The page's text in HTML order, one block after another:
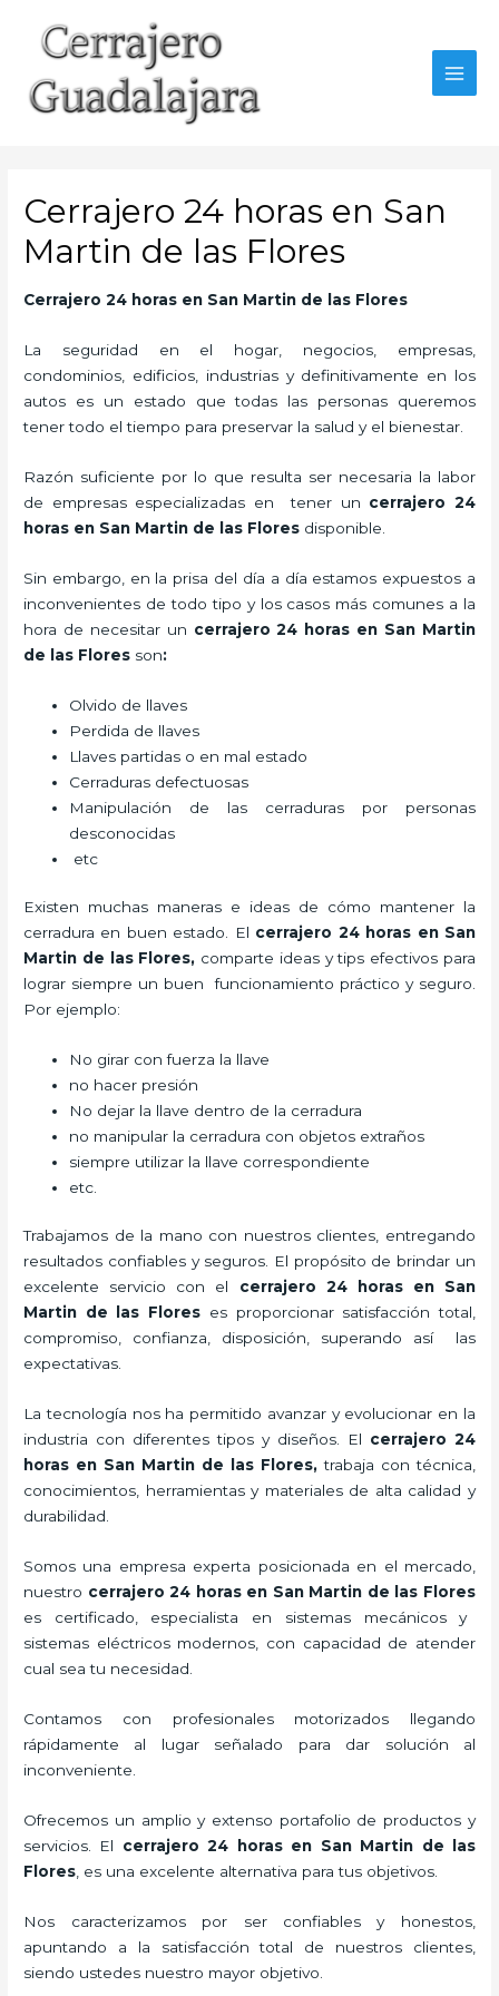
contenido
Cerrajero 24 horas en San
Martin de las Flores
Cerrajero 24 horas en San Martin de las Flores
La seguridad en el hogar, negocios, empresas,
condominios, edificios, industrias y definitivamente en los
autos es un estado que todas las personas queremos
tener todo el tiempo para preservar la salud y el bienestar.
Razón suficiente por lo que resulta ser necesaria la labor
de empresas especializadas en tener un cerrajero 24
horas en San Martin de las Flores disponible.
Sin embargo, en la prisa del día a día estamos expuestos a
inconvenientes de todo tipo y los casos más comunes a la
hora de necesitar un cerrajero 24 horas en San Martin
de las Flores son:
Olvido de llaves
Perdida de llaves
Llaves partidas o en mal estado
Cerraduras defectuosas
Manipulación de las cerraduras por personas
desconocidas
etc
Existen muchas maneras e ideas de cómo mantener la
cerradura en buen estado. El cerrajero 24 horas en San
Martin de las Flores, comparte ideas y tips efectivos para
lograr siempre un buen funcionamiento práctico y seguro.
Por ejemplo:
No girar con fuerza la llave
no hacer presión
No dejar la llave dentro de la cerradura
no manipular la cerradura con objetos extraños
siempre utilizar la llave correspondiente
etc.
Trabajamos de la mano con nuestros clientes, entregando
resultados confiables y seguros. El propósito de brindar un
excelente servicio con el cerrajero 24 horas en San
Martin de las Flores es proporcionar satisfacción total,
compromiso, confianza, disposición, superando así las
expectativas.
La tecnología nos ha permitido avanzar y evolucionar en la
industria con diferentes tipos y diseños. El cerrajero 24
horas en San Martin de las Flores,trabaja con técnica,
conocimientos, herramientas y materiales de alta calidad y
durabilidad.
Somos una empresa experta posicionada en el mercado,
nuestro cerrajero 24 horas en San Martin de las Flores
es certificado, especialista en sistemas mecánicos y
sistemas eléctricos modernos, con capacidad de atender
cual sea tu necesidad.
Contamos con profesionales motorizados llegando
rápidamente al lugar señalado para dar solución al
inconveniente.
Ofrecemos un amplio y extenso portafolio de productos y
servicios. El cerrajero 24 horas en San Martin de las
Flores , es una excelente alternativa para tus objetivos.
Nos caracterizamos por ser confiables y honestos,
apuntando a la satisfacción total de nuestros clientes,
siendo ustedes nuestro mayor objetivo.